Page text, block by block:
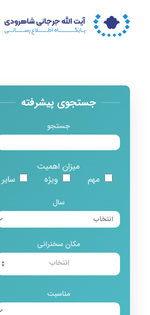
جستجوی پیشرفته
جستجو
میزان اهمیت
مهم
ویژه سایر
سال
مکان سخنرانی
مناسبت